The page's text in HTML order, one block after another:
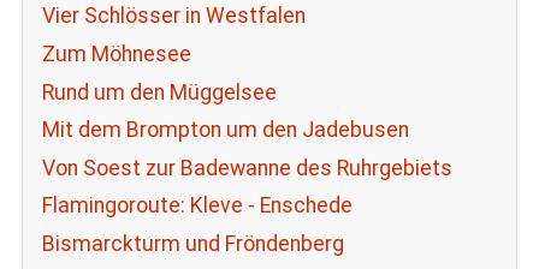
Vier Schlösser in Westfalen
Zum Möhnesee
Rund um den Müggelsee
Mit dem Brompton um den Jadebusen
Von Soest zur Badewanne des Ruhrgebiets
Flamingoroute: Kleve - Enschede
Bismarckturm und Fröndenberg